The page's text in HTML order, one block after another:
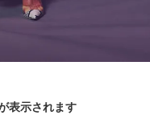
表示されます